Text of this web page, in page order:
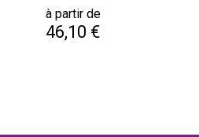
Prix
à partir de
46,10 €